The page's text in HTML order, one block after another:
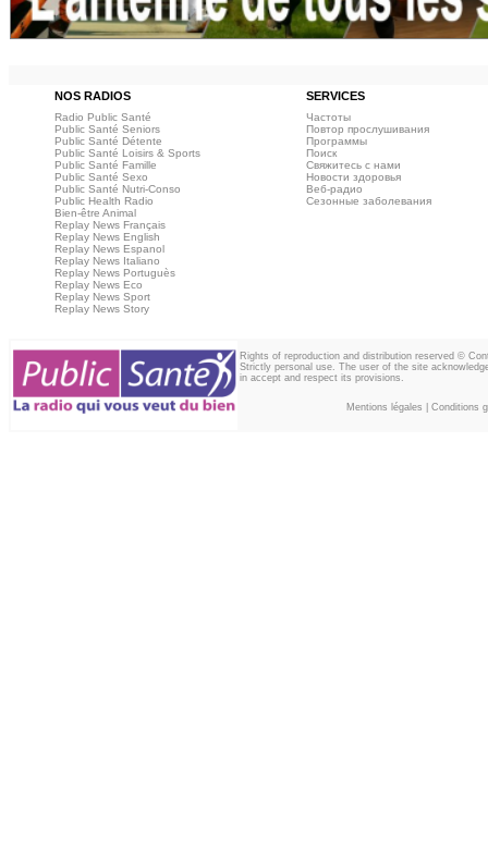
NOS RADIOS SERVICES
Radio Public Santé
Public Santé Seniors
Public Santé Détente
Public Santé Loisirs & Sports
Public Santé Famille
Public Santé Sexo
Public Santé Nutri-Conso
Public Health Radio
Bien-être Animal
Replay News Français
Replay News English
Replay News Espanol
Replay News Italiano
Replay News Portuguès
Replay News Eco
Replay News Sport
Replay News Story
Частоты
Повтор прослушивания
Программы
Поиск
Свяжитесь с нами
Новости здоровья
Веб‑радио
Сезонные заболевания
Rights of reproduction and distribution reserved ©
Strictly personal use. The user of the site
in accept and respect its provisions.
Mentions légales Conditions